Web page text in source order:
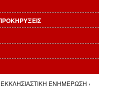
ΕΚΚΛΗΣΙΑΣΤΙΚΗ ΕΝΗΜΕΡΩΣΗ ›